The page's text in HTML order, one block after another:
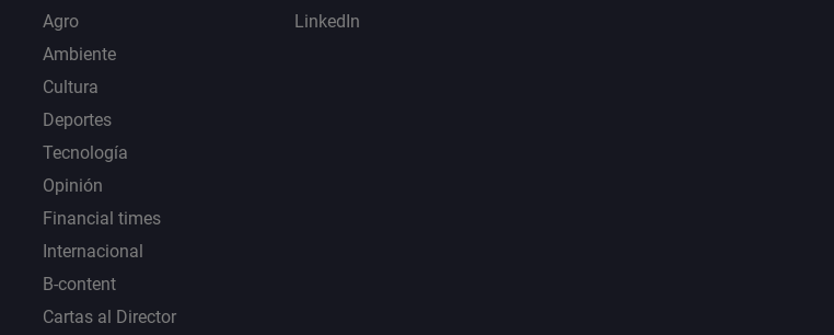
Agro
Ambiente
Cultura
Deportes
Tecnología
Opinión
Financial times
Internacional
B-content
Cartas al Director
LinkedIn